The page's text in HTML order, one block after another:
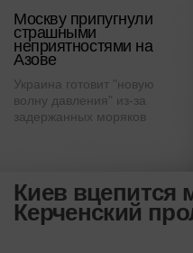
Москву припугнули
страшными
неприятностями на
Азове
Украина готовит "новую
волну давления" из-за
задержанных моряков
Киев вцепится
Керченский